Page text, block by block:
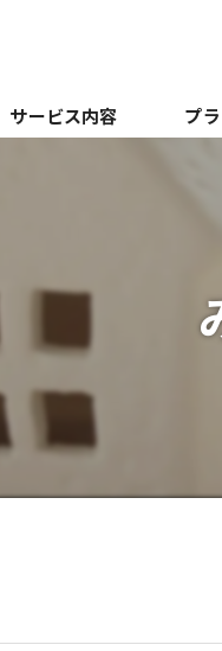
サービス内容 プ